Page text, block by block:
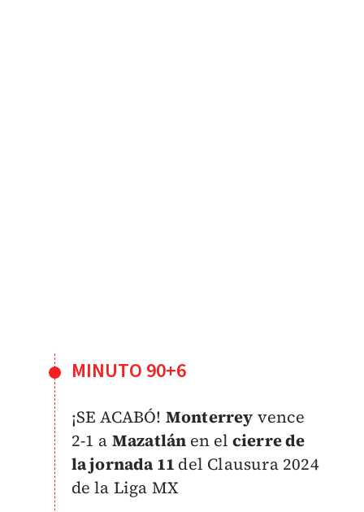
MINUTO 90+6
¡SE ACABÓ! Monterrey vence
2-1 a Mazatlán en el cierre de
la jornada 11 del Clausura 2024
de la Liga MX